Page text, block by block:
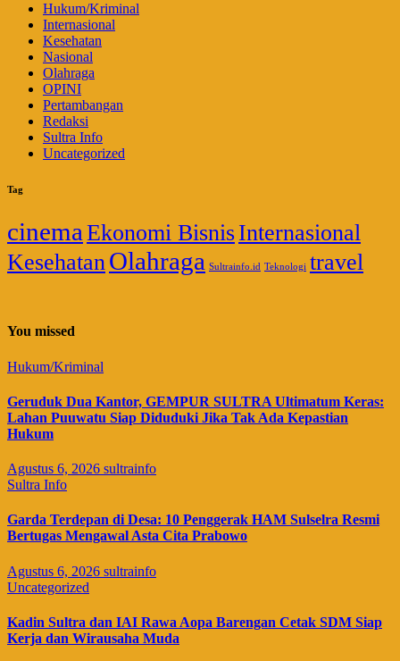
Hukum/Kriminal
Internasional
Kesehatan
Nasional
Olahraga
OPINI
Pertambangan
Redaksi
Sultra Info
Uncategorized
Tag
cinema Ekonomi BisnisInternasional
KesehatanOlahraga Sultrainfo.id Teknologi travel
You missed
Hukum/Kriminal
Geruduk Dua Kantor, GEMPUR SULTRA Ultimatum Keras:
Lahan Puuwatu Siap Diduduki Jika Tak Ada Kepastian
Hukum
Agustus 6, 2026 sultrainfo
Sultra Info
Garda Terdepan di Desa: 10 Penggerak HAM Sulselra Resmi
Bertugas Mengawal Asta Cita Prabowo
Agustus 6, 2026 sultrainfo
Uncategorized
Kadin Sultra dan IAI Rawa Aopa Barengan Cetak SDM Siap
Kerja dan Wirausaha Muda